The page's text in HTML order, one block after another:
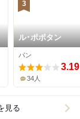
3
ル･ポポタン
パン
3.19
34人
見る